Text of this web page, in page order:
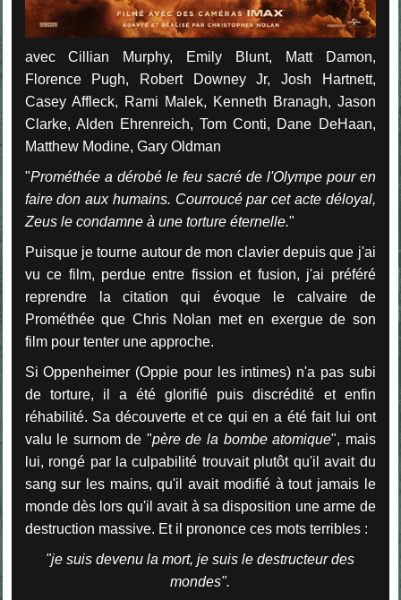
avec Cillian Murphy, Emily Blunt, Matt Damon,
Florence Pugh, Robert Downey Jr, Josh Hartnett,
Casey Affleck, Rami Malek, Kenneth Branagh, Jason
Clarke, Alden Ehrenreich, Tom Conti, Dane DeHaan,
Matthew Modine, Gary Oldman
"Prométhée a dérobé le feu sacré de l'Olympe pour en
faire don aux humains. Courroucé par cet acte déloyal,
Zeus le condamne à une torture éternelle."
Puisque je tourne autour de mon clavier depuis que j'ai
vu ce film, perdue entre fission et fusion, j'ai préféré
reprendre la citation qui évoque le calvaire de
Prométhée que Chris Nolan met en exergue de son
film pour tenter une approche.
Si Oppenheimer (Oppie pour les intimes) n'a pas subi
de torture, il a été glorifié puis discrédité et enfin
réhabilité. Sa découverte et ce qui en a été fait lui ont
valu le surnom de "père de la bombe atomique", mais
lui, rongé par la culpabilité trouvait plutôt qu'il avait du
sang sur les mains, qu'il avait modifié à tout jamais le
monde dès lors qu'il avait à sa disposition une arme de
destruction massive. Et il prononce ces mots terribles :
"je suis devenu la mort, je suis le destructeur des
mondes".